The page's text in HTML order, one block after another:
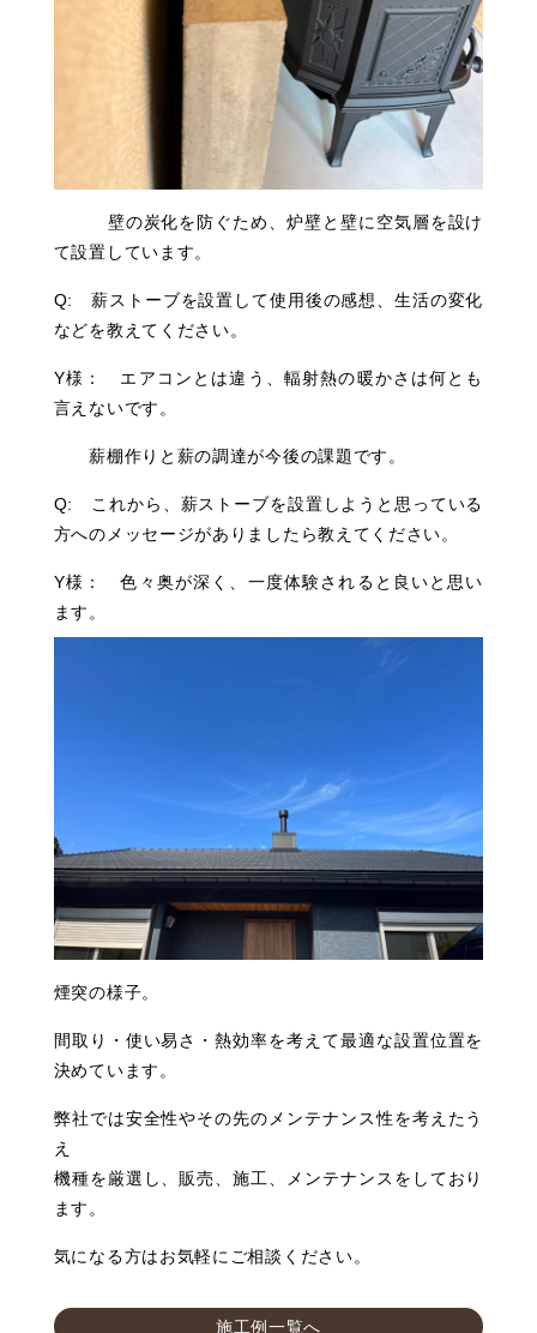
壁の炭化を防ぐため、炉壁と壁に空気層を設け
て設置しています。
Q: 薪ストーブを設置して使用後の感想、生活の変化
などを教えてください。
Y様： エアコンとは違う、輻射熱の暖かさは何とも
言えないです。
薪棚作りと薪の調達が今後の課題です。
Q: これから、薪ストーブを設置しようと思っている
方へのメッセージがありましたら教えてください。
Y様： 色々奥が深く、一度体験されると良いと思い
ます。
煙突の様子。
間取り・使い易さ・熱効率を考えて最適な設置位置を
決めています。
弊社では安全性やその先のメンテナンス性を考えたう
え
機種を厳選し、販売、施工、メンテナンスをしており
ます。
気になる方はお気軽にご相談ください。
施工例一覧へ